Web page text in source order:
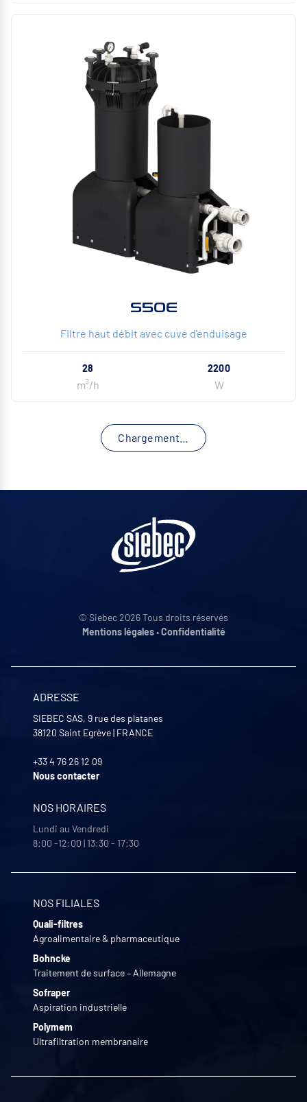
S50E
Filtre haut débit avec cuve d'enduisage
28
m³/h
2200
W
Chargement…
© Siebec 2026 Tous droits réservés
Mentions légales•Confidentialité
ADRESSE
SIEBEC SAS, 9 rue des platanes
38120 Saint Egrève| FRANCE
+33 4 76 26 12 09
Nous contacter
NOS HORAIRES
Lundi au Vendredi
8:00 -12:00 | 13:30 - 17:30
NOS FILIALES
Quali-filtres
Agroalimentaire & pharmaceutique
Bohncke
Traitement de surface – Allemagne
Sofraper
Aspiration industrielle
Polymem
Ultrafiltration membranaire